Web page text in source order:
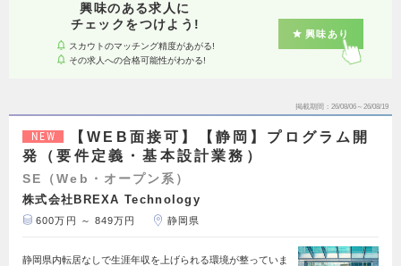
興味のある求人に
チェックをつけよう!
スカウトのマッチング精度があがる!
その求人への合格可能性がわかる!
興味あり
掲載期間 26/08/06～26/08/19
NEW
【WEB面接可】【静岡】プログラム開
発（要件定義・基本設計業務）
SE（Web・オープン系）
株式会社BREXA Technology
600万円 ～ 849万円 静岡県
静岡県内転居なしで生涯年収を上げられる環境が整っていま